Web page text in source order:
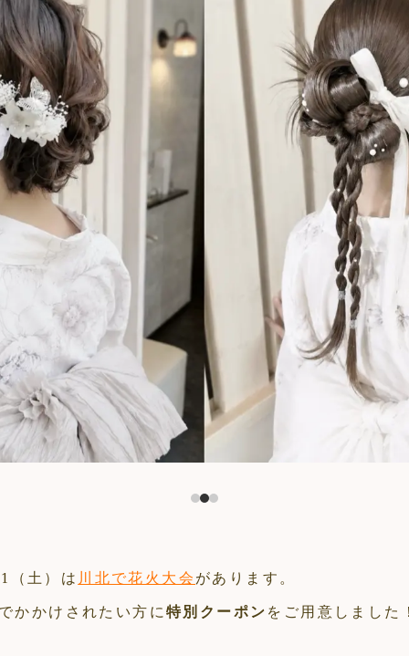
（土）は 川北で花火大会があります。
かかけされたい方に特別クーポン をご用意しまし